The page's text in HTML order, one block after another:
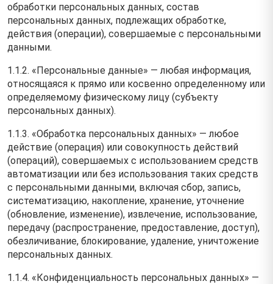
обработки персональных данных, состав
персональных данных, подлежащих обработке,
действия (операции), совершаемые с персональными
данными.
1.1.2. «Персональные данные» — любая информация,
относящаяся к прямо или косвенно определенному или
определяемому физическому лицу (субъекту
персональных данных).
1.1.3. «Обработка персональных данных» — любое
действие (операция) или совокупность действий
(операций), совершаемых с использованием средств
автоматизации или без использования таких средств
с персональными данными, включая сбор, запись,
систематизацию, накопление, хранение, уточнение
(обновление, изменение), извлечение, использование,
передачу (распространение, предоставление, доступ),
обезличивание, блокирование, удаление, уничтожение
персональных данных.
1.1.4. «Конфиденциальность персональных данных» —